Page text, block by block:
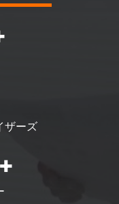
ザーズ